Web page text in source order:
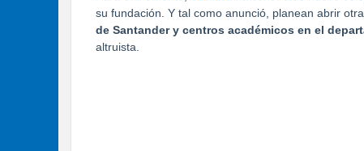
su fundación. Y tal como anunció, planean abrir
de Santander y centros académicos en el
altruista.